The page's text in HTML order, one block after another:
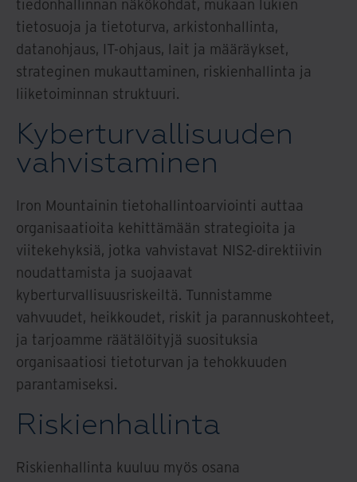
tiedonhallinnan näkökohdat, mukaan lukien
tietosuoja ja tietoturva, arkistonhallinta,
datanohjaus, IT-ohjaus, lait ja määräykset,
strateginen mukauttaminen, riskienhallinta ja
liiketoiminnan struktuuri.
Kyberturvallisuuden
vahvistaminen
Iron Mountainin tietohallintoarviointi auttaa
organisaatioita kehittämään strategioita ja
viitekehyksiä, jotka vahvistavat NIS2-direktiivin
noudattamista ja suojaavat
kyberturvallisuusriskeiltä. Tunnistamme
vahvuudet, heikkoudet, riskit ja parannuskohteet,
ja tarjoamme räätälöityjä suosituksia
organisaatiosi tietoturvan ja tehokkuuden
parantamiseksi.
Riskienhallinta
Riskienhallinta kuuluu myös osana